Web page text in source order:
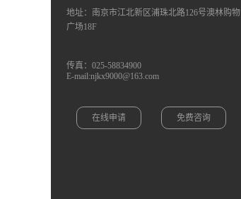
地址：南京市江北新区浦珠北路126号澳林购物
广场18F
传真：025-58834900
E-mail:njkx9000@163.com
在线申请 免费咨询